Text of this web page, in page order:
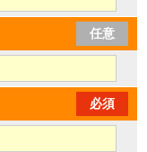
任意
必須